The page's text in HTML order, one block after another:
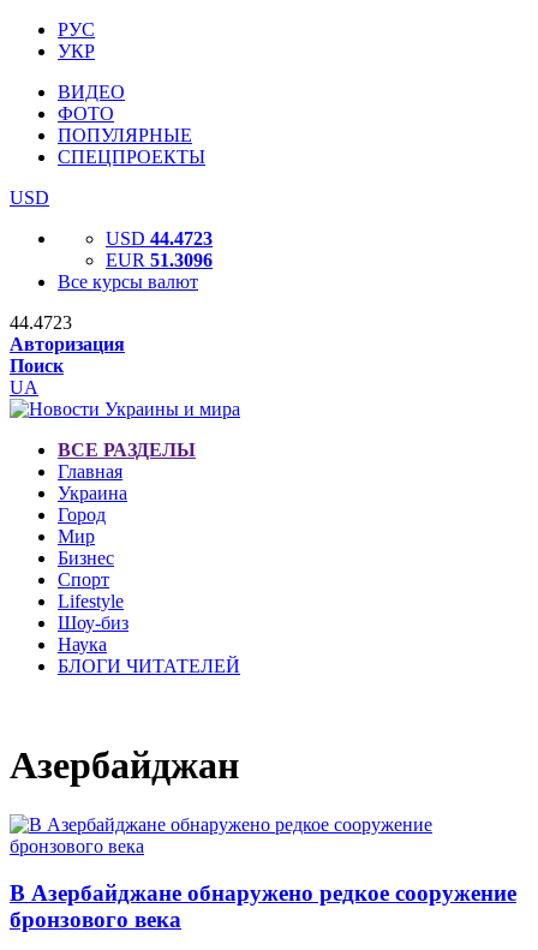
РУС
УКР
ВИДЕО
ФОТО
ПОПУЛЯРНЫЕ
СПЕЦПРОЕКТЫ
USD
USD 44.4723
EUR 51.3096
Все курсы валют
44.4723
Авторизация
Поиск
UA
ВСЕ РАЗДЕЛЫ
Главная
Украина
Город
Мир
Бизнес
Спорт
Lifestyle
Шоу-биз
Наука
БЛОГИ ЧИТАТЕЛЕЙ
Азербайджан
В Азербайджане обнаружено редкое сооружение
бронзового века